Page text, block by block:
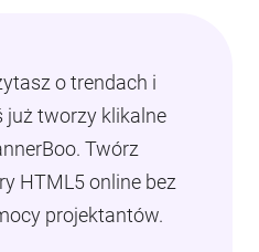
o trendach i
już tworzy klikalne
Twórz
HTML5 online bez
projektantów.